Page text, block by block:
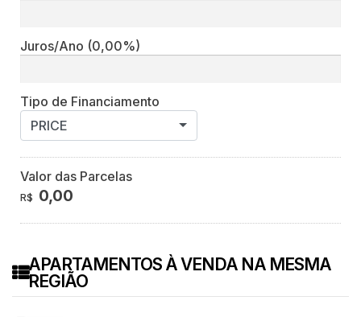
Juros/Ano (0,00%)
Tipo de Financiamento
PRICE
Valor das Parcelas
R$ 0,00
APARTAMENTOS À VENDA NA MESMA
REGIÃO